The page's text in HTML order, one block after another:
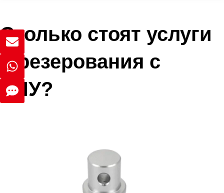
Сколько стоят услуги
фрезерования с
ЧПУ?